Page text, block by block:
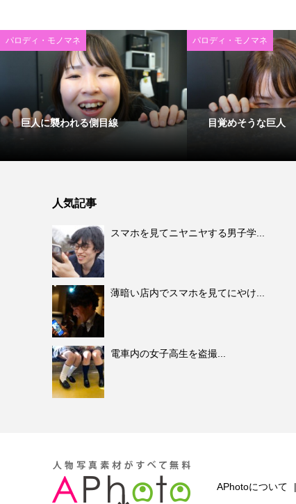
パロディ・モノマネ
巨人に襲われる側目線
パロディ・モノマネ
目覚めそうな巨人
人気記事
スマホを見てニヤニヤする男子学...
薄暗い店内でスマホを見てにやけ...
電車内の女子高生を盗撮...
APhotoについて